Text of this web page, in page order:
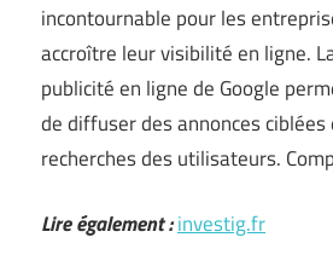
incontournable pour les
accroître leur visibilité en ligne.
publicité en ligne de Google
de diffuser des annonces
recherches des utilisateurs.
Lire également :investig.fr